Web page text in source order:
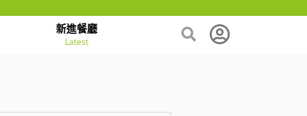
新進餐廳
Latest